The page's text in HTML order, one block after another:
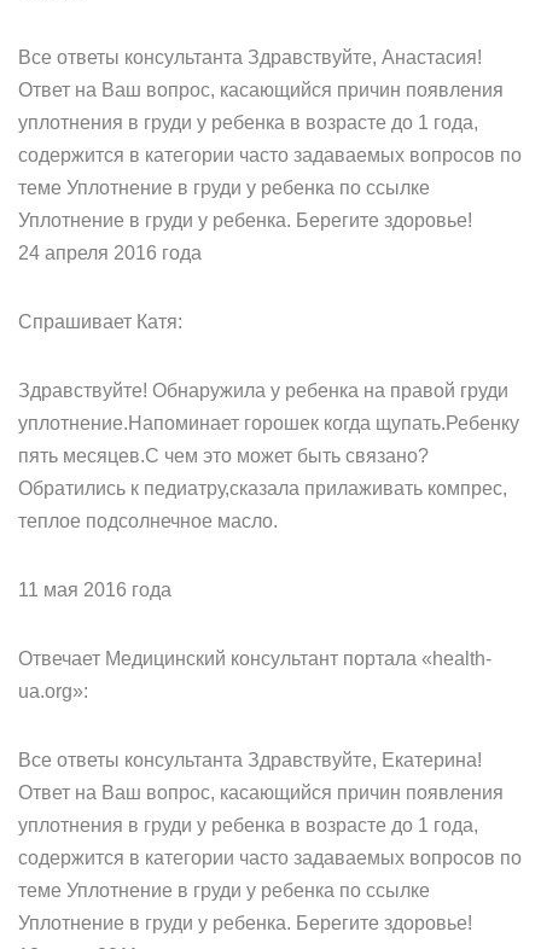
Все ответы консультанта Здравствуйте, Анастасия!
Ответ на Ваш вопрос, касающийся причин появления
уплотнения в груди у ребенка в возрасте до 1 года,
содержится в категории часто задаваемых вопросов по
теме Уплотнение в груди у ребенка по ссылке
Уплотнение в груди у ребенка. Берегите здоровье!
24 апреля 2016 года
Спрашивает Катя:
Здравствуйте! Обнаружила у ребенка на правой груди
уплотнение.Напоминает горошек когда щупать.Ребенку
пять месяцев.С чем это может быть связано?
Обратились к педиатру,сказала прилаживать компрес,
теплое подсолнечное масло.
11 мая 2016 года
Отвечает Медицинский консультант портала «health-
ua.org»:
Все ответы консультанта Здравствуйте, Екатерина!
Ответ на Ваш вопрос, касающийся причин появления
уплотнения в груди у ребенка в возрасте до 1 года,
содержится в категории часто задаваемых вопросов по
теме Уплотнение в груди у ребенка по ссылке
Уплотнение в груди у ребенка. Берегите здоровье!